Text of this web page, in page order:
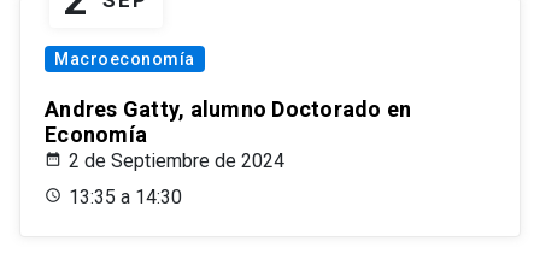
Macroeconomía
Andres Gatty, alumno Doctorado en
Economía
2 de Septiembre de 2024
13:35 a 14:30